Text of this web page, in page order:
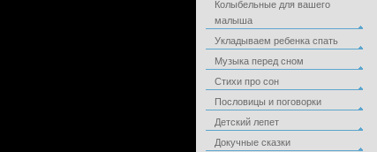
Колыбельные для вашего
малыша
Укладываем ребенка спать
Музыка перед сном
Стихи про сон
Пословицы и поговорки
Детский лепет
Докучные сказки